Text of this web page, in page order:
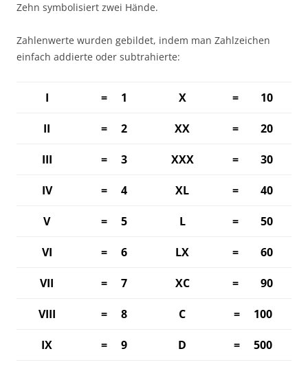
Zehn symbolisiert zwei Hände.
Zahlenwerte wurden gebildet, indem man Zahlzeichen
einfach addierte oder subtrahierte:
I = 1 X = 10
II = 2 XX = 20
III = 3 XXX = 30
IV = 4 XL = 40
V = 5 L = 50
VI = 6 LX = 60
VII = 7 XC = 90
VIII = 8 C = 100
IX = 9 D = 500